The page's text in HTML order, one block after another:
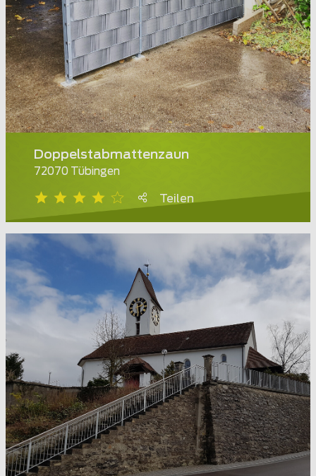
Doppelstabmattenzaun
72070 Tübingen
Teilen